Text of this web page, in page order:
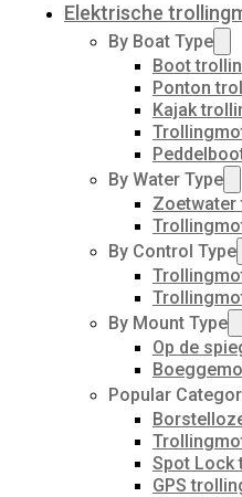
Elektrische
By Boat Type
Boot
Ponton
Kajak
By Water Type
By Control Type
By Mount Type
Op de
Popular
Spot Lock
GPS